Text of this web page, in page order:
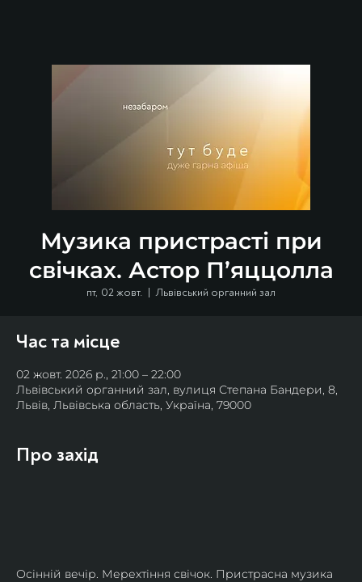
Музика пристрасті при
свічках. Астор П’яццолла
пт, 02 жовт.
  |
Львівський органний зал
Час та місце
02 жовт. 2026 р., 21:00 – 22:00
Львівський органний зал, вулиця Степана Бандери, 8,
Львів, Львівська область, Україна, 79000
Про захід
Осінній вечір. Мерехтіння свічок. Пристрасна музика